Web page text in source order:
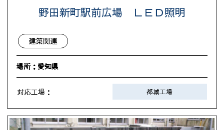
野田新町駅前広場 ＬＥＤ照明
建築関連
場所：愛知県
対応工場： 都城工場